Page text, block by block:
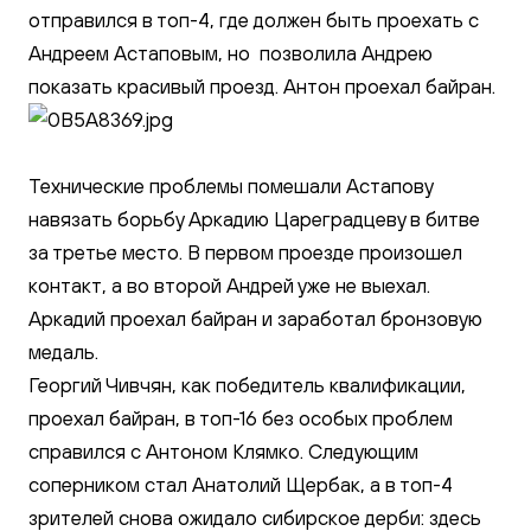
отправился в топ-4, где должен быть проехать с
Андреем Астаповым, но позволила Андрею
показать красивый проезд. Антон проехал байран.
Технические проблемы помешали Астапову
навязать борьбу Аркадию Цареградцеву в битве
за третье место. В первом проезде произошел
контакт, а во второй Андрей уже не выехал.
Аркадий проехал байран и заработал бронзовую
медаль.
Георгий Чивчян, как победитель квалификации,
проехал байран, в топ-16 без особых проблем
справился с Антоном Клямко. Следующим
соперником стал Анатолий Щербак, а в топ-4
зрителей снова ожидало сибирское дерби: здесь